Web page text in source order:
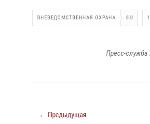
ВНЕВЕДОМСТВЕННАЯ ОХРАНА 803
Пресс-служба
← Предыдущая